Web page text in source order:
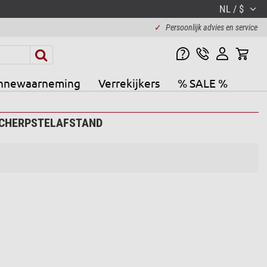
NL / $
✓ Persoonlijk advies en service
Verrekijkers % SALE %